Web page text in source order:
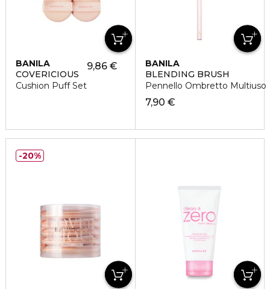
BANILA
COVERICIOUS
Cushion Puff Set
9,86 €
BANILA
BLENDING BRUSH
Pennello Ombretto Multiuso
7,90 €
20%